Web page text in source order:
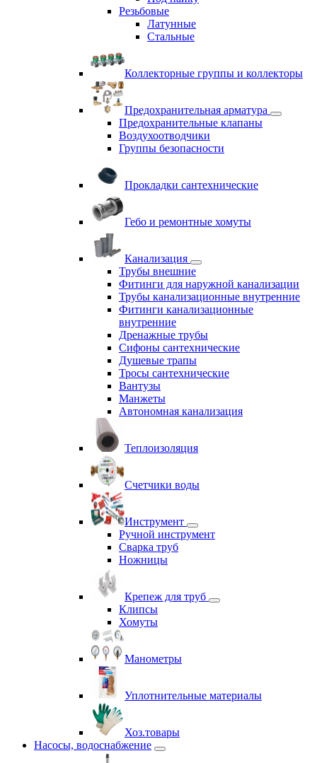
Резьбовые
Латунные
Cтальные
Коллекторные группы и коллекторы
Предохранительная арматура
Предохранительные клапаны
Воздухоотводчики
Группы безопасности
Прокладки сантехнические
Гебо и ремонтные хомуты
Канализация
Трубы внешние
Фитинги для наружной канализации
Трубы канализационные внутренние
Фитинги канализационные
внутренние
Дренажные трубы
Сифоны сантехнические
Душевые трапы
Тросы сантехнические
Вантузы
Манжеты
Автономная канализация
Теплоизоляция
Счетчики воды
Инструмент
Ручной инструмент
Сварка труб
Ножницы
Крепеж для труб
Клипсы
Хомуты
Манометры
Уплотнительные материалы
Хоз.товары
Насосы, водоснабжение